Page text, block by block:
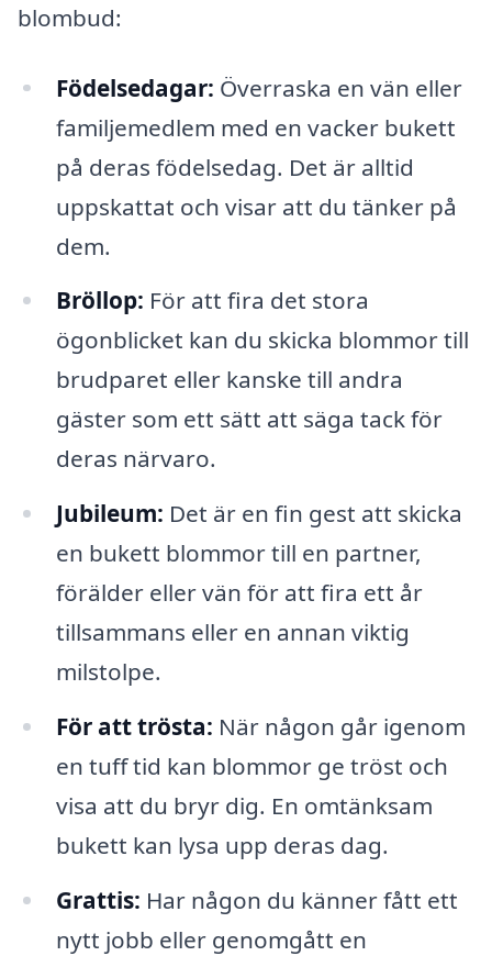
blombud:
Födelsedagar: Överraska en vän eller
familjemedlem med en vacker bukett
på deras födelsedag. Det är alltid
uppskattat och visar att du tänker på
dem.
Bröllop: För att fira det stora
ögonblicket kan du skicka blommor till
brudparet eller kanske till andra
gäster som ett sätt att säga tack för
deras närvaro.
Jubileum: Det är en fin gest att skicka
en bukett blommor till en partner,
förälder eller vän för att fira ett år
tillsammans eller en annan viktig
milstolpe.
För att trösta: När någon går igenom
en tuff tid kan blommor ge tröst och
visa att du bryr dig. En omtänksam
bukett kan lysa upp deras dag.
Grattis: Har någon du känner fått ett
nytt jobb eller genomgått en